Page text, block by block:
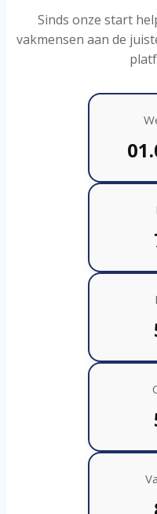
Sinds onze start
vakmensen aan de